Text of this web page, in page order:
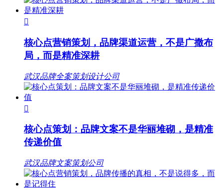

核心点营销策划，品牌渠道运营，不是广撒布
局，而是精准深耕
武汉品牌全案策划设计公司

核心点策划：品牌文案不是华丽堆砌，是精准
传递价值
武汉品牌文案策划公司